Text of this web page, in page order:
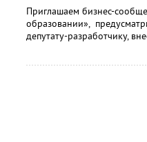
Приглашаем бизнес-
образовании»,
депутату-разработчику,